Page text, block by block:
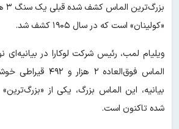
«کولینان» است که در سال ۱۹۰۵ کشف شد.
ویلیام لمب، رئیس شرکت لوکارا در
الماس فوق‌العاده ۲
بیانیه، این الماس بزرگ، یکی از
شده تاکنون است.